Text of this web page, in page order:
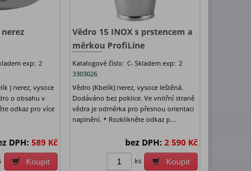
exp: 2
) nerez, vysoce
o obsahu v
odkaz pro více
DPH: 589 Kč
Koupit
Vědro 15 INOX s prstencem a
měrkou ProfiLine
Katalogové číslo: C-
3303026
Skladem exp: 2
Vědro (Kbelík) nerez, vysoce leštěná.
Dodáváno bez poklice. Ve vnitřní straně
vědra je odměrka pro přesnou orientaci
naplnění. * Rozklikněte odkaz p...
bez DPH: 2 590 Kč
Koupit
ks